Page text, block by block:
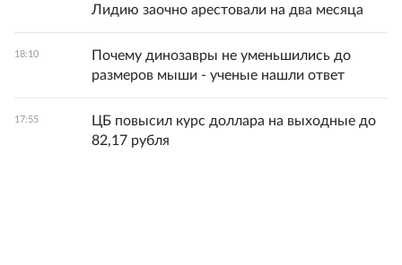
Лидию заочно арестовали на два месяца
18:10
Почему динозавры не уменьшились до
размеров мыши - ученые нашли ответ
17:55
ЦБ повысил курс доллара на выходные до
82,17 рубля